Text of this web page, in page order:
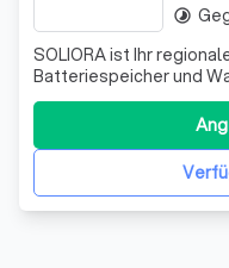
SOLIORA ist Ihr
Batteriespeicher und
hochwertige Technik
timelapse